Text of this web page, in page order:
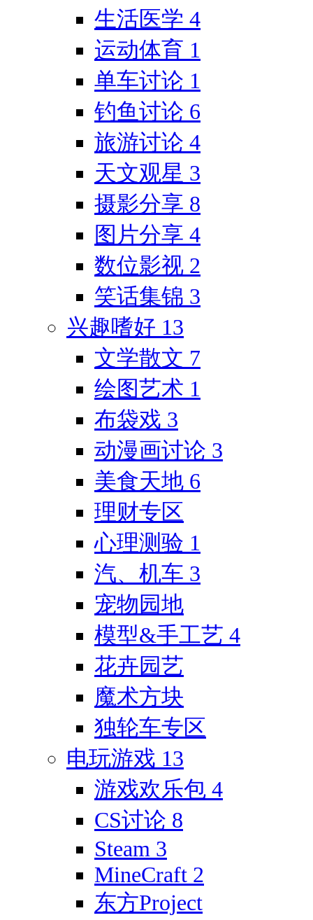
生活医学 4
运动体育 1
单车讨论 1
钓鱼讨论 6
旅游讨论 4
天文观星 3
摄影分享 8
图片分享 4
数位影视 2
笑话集锦 3
兴趣嗜好 13
文学散文 7
绘图艺术 1
布袋戏 3
动漫画讨论 3
美食天地 6
理财专区
心理测验 1
汽、机车 3
宠物园地
模型&手工艺 4
花卉园艺
魔术方块
独轮车专区
电玩游戏 13
游戏欢乐包 4
CS讨论 8
Steam 3
MineCraft 2
东方Project